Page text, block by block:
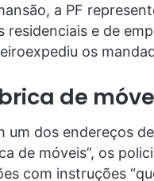
a PF
residenciais e de
os
de
um dos endereços
de móveis”, os
com instruções